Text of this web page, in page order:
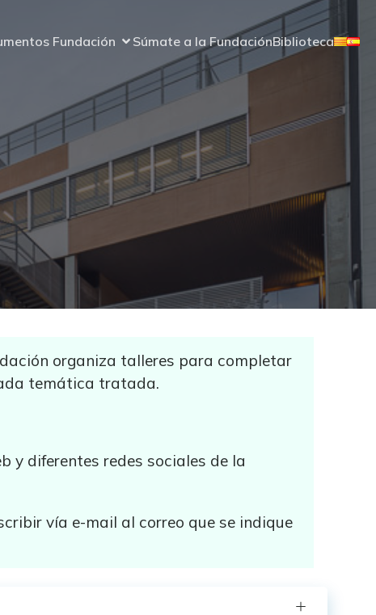
Fundación Súmate a la FundaciónBiblioteca
organiza talleres para completar
temática tratada.
y diferentes redes sociales de la
vía e-mail al correo que se indique